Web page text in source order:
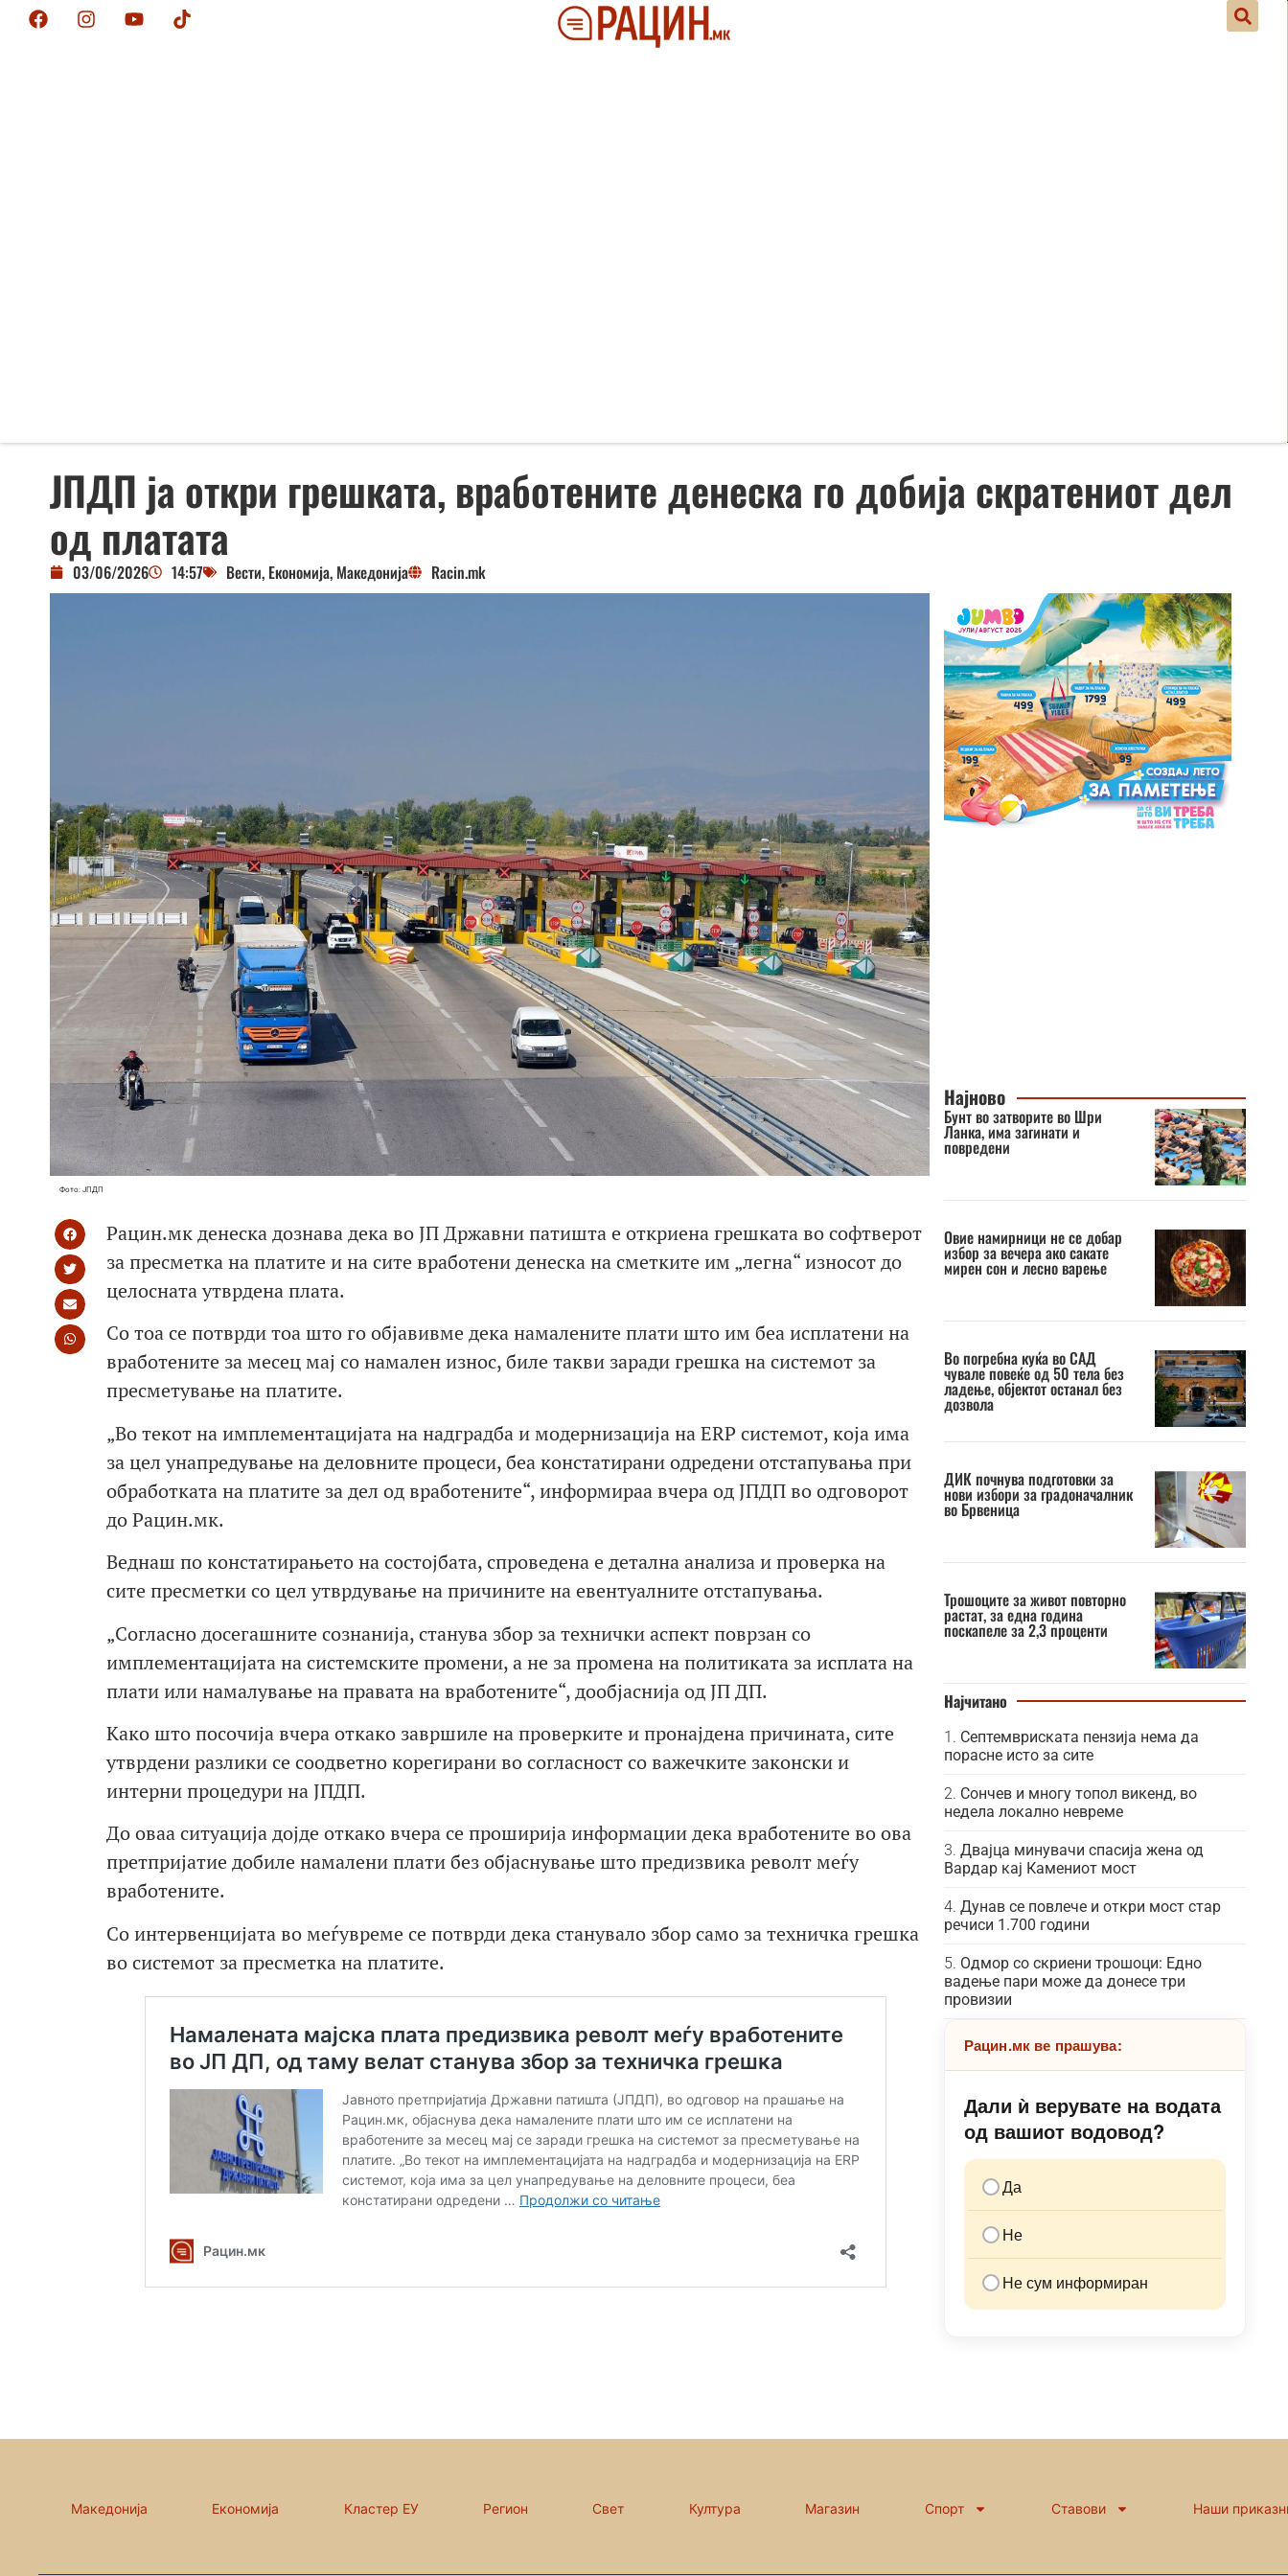
ЈПДП ја откри грешката, вработените денеска го добија скратениот дел
од платата
03/06/2026 14:57 Вести, Економија, Македонија Racin.mk
Фото: ЈПДП
Рацин.мк денеска дознава дека во ЈП Државни патишта е откриена грешката во софтверот
за пресметка на платите и на сите вработени денеска на сметките им „легна“ износот до
целосната утврдена плата.
Со тоа се потврди тоа што го објавивме дека намалените плати што им беа исплатени на
вработените за месец мај со намален износ, биле такви заради грешка на системот за
пресметување на платите.
„Во текот на имплементацијата на надградба и модернизација на ERP системот, која има
за цел унапредување на деловните процеси, беа констатирани одредени отстапувања при
обработката на платите за дел од вработените“, информираа вчера од ЈПДП во одговорот
до Рацин.мк.
Веднаш по констатирањето на состојбата, спроведена е детална анализа и проверка на
сите пресметки со цел утврдување на причините на евентуалните отстапувања.
„Согласно досегашните сознанија, станува збор за технички аспект поврзан со
имплементацијата на системските промени, а не за промена на политиката за исплата на
плати или намалување на правата на вработените“, дообјаснија од ЈП ДП.
Како што посочија вчера откако завршиле на проверките и пронајдена причината, сите
утврдени разлики се соодветно корегирани во согласност со важечките законски и
интерни процедури на ЈПДП.
До оваа ситуација дојде откако вчера се проширија информации дека вработените во ова
претпријатие добиле намалени плати без објаснување што предизвика револт меѓу
вработените.
Со интервенцијата во меѓувреме се потврди дека станувало збор само за техничка грешка
во системот за пресметка на платите.
Најново
Бунт во затворите во Шри
Ланка, има загинати и
повредени
Овие намирници не се добар
избор за вечера ако сакате
мирен сон и лесно варење
Во погребна куќа во САД
чувале повеќе од 50 тела без
ладење, објектот останал без
дозвола
ДИК почнува подготовки за
нови избори за градоначалник
во Брвеница
Трошоците за живот повторно
растат, за една година
поскапеле за 2,3 проценти
Најчитано
Септемвриската пензија нема да
порасне исто за сите
Сончев и многу топол викенд, во
недела локално невреме
Двајца минувачи спасија жена од
Вардар кај Камениот мост
Дунав се повлече и откри мост стар
речиси 1.700 години
Одмор со скриени трошоци: Едно
вадење пари може да донесе три
провизии
Рацин.мк ве прашува:
Дали ѝ верувате на водата
од вашиот водовод?
Да
Не
Не сум информиран
Македонија Економија Кластер ЕУ Регион Свет Култура Магазин Спорт Ставови Наши